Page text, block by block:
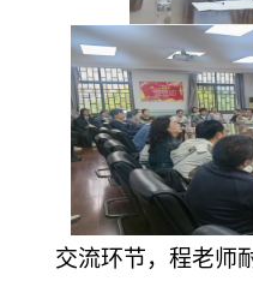
交流环节，程老师